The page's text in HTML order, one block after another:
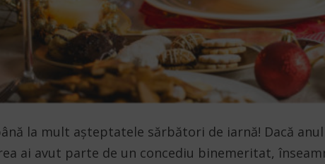
la mult așteptatele sărbători de iarnă! Dacă
ai avut parte de un concediu binemeritat,